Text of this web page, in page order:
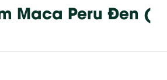
Maca Peru Đen (